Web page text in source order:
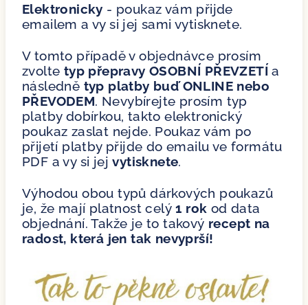
Elektronicky - poukaz vám přijde
emailem a vy si jej sami vytisknete.
V tomto případě v objednávce prosím
zvolte typ přepravy OSOBNÍ PŘEVZETÍa
následně typ platby buď ONLINE nebo
PŘEVODEM. Nevybírejte prosím typ
platby dobírkou, takto elektronický
poukaz zaslat nejde. Poukaz vám po
přijetí platby přijde do emailu ve formátu
PDF a vy si jejvytisknete.
Výhodou obou typů dárkových poukazů
je, že mají platnost celý1 rok od data
objednání. Takže je to takový recept na
radost, která jen tak nevyprší!